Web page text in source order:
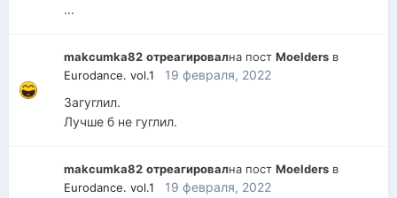
...
makcumka82 отреагировална пост Moelders в
Eurodance. vol.1
19 февраля, 2022
Загуглил.
Лучше б не гуглил.
makcumka82 отреагировална пост Moelders в
Eurodance. vol.1
19 февраля, 2022